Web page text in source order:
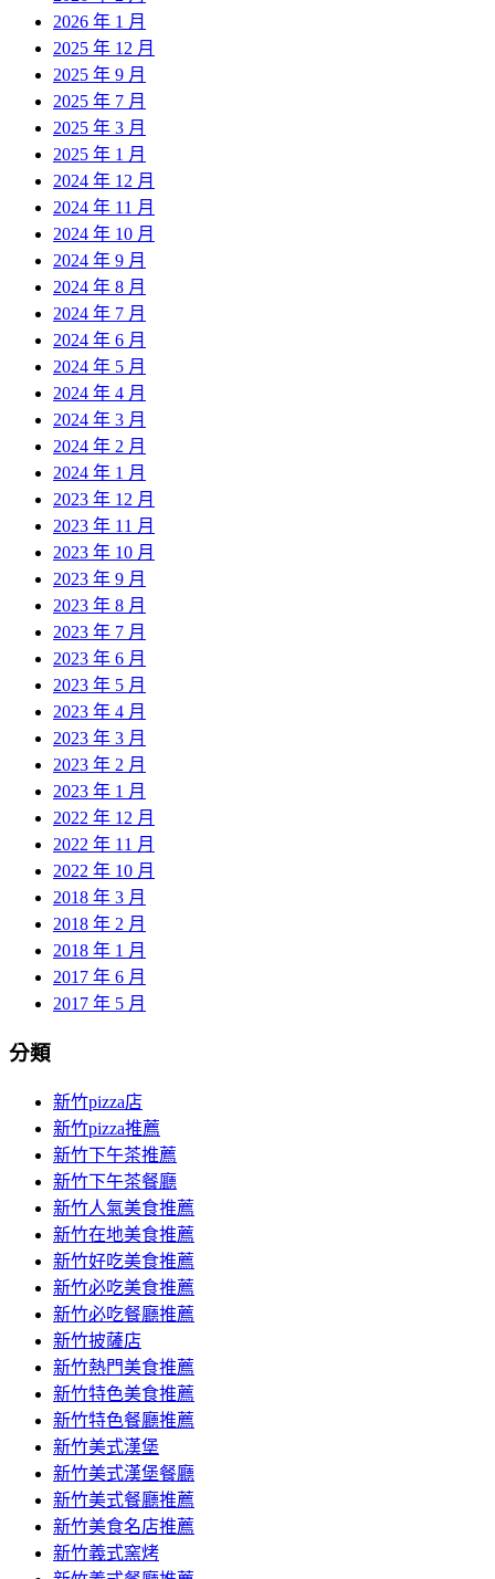
2026 年 1 月
2025 年 12 月
2025 年 9 月
2025 年 7 月
2025 年 3 月
2025 年 1 月
2024 年 12 月
2024 年 11 月
2024 年 10 月
2024 年 9 月
2024 年 8 月
2024 年 7 月
2024 年 6 月
2024 年 5 月
2024 年 4 月
2024 年 3 月
2024 年 2 月
2024 年 1 月
2023 年 12 月
2023 年 11 月
2023 年 10 月
2023 年 9 月
2023 年 8 月
2023 年 7 月
2023 年 6 月
2023 年 5 月
2023 年 4 月
2023 年 3 月
2023 年 2 月
2023 年 1 月
2022 年 12 月
2022 年 11 月
2022 年 10 月
2018 年 3 月
2018 年 2 月
2018 年 1 月
2017 年 6 月
2017 年 5 月
分類
新竹pizza店
新竹pizza推薦
新竹下午茶推薦
新竹下午茶餐廳
新竹人氣美食推薦
新竹在地美食推薦
新竹好吃美食推薦
新竹必吃美食推薦
新竹必吃餐廳推薦
新竹披薩店
新竹熱門美食推薦
新竹特色美食推薦
新竹特色餐廳推薦
新竹美式漢堡
新竹美式漢堡餐廳
新竹美式餐廳推薦
新竹美食名店推薦
新竹義式窯烤